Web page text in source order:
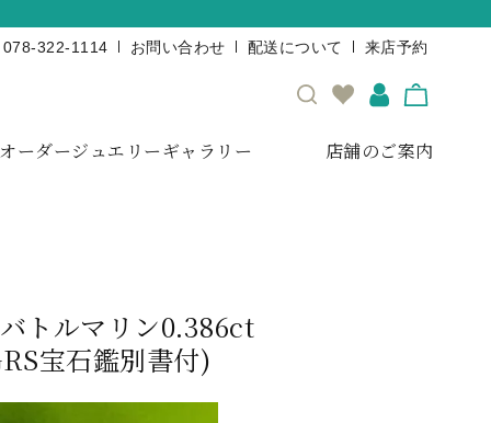
078-322-1114 お問い合わせ 配送について 来店予約
オーダージュエリーギャラリー 店舗のご案内
トルマリン0.386ct
宝石鑑別書付)